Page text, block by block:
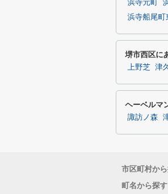
浜寺元町
浜寺船尾町
堺市西区に
上野芝 津
ヘーベルマ
諏訪ノ森
市区町村か
町名から探す